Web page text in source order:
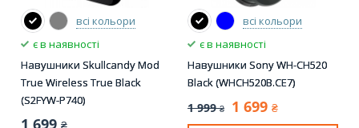
всі кольори
є в наявності
Навушники Skullcandy Mod
True Wireless True Black
(S2FYW-P740)
всі кольори
є в наявності
Навушники Sony WH-CH520
Black (WHCH520B.CE7)
1 999 ₴ 1 699 ₴